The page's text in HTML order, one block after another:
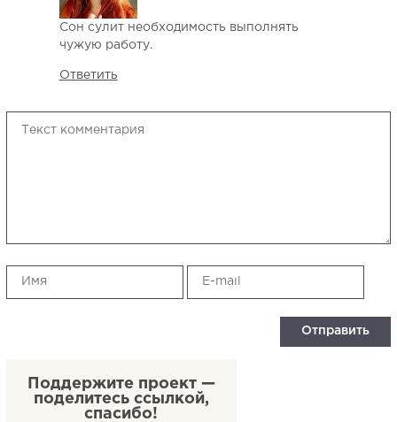
Сон сулит необходимость выполнять
чужую работу.
Ответить
Поддержите проект —
поделитесь ссылкой,
спасибо!